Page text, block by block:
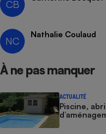
CB
NC
Nathalie Coulaud
À ne pas manquer
ACTUALITÉ
Piscine,